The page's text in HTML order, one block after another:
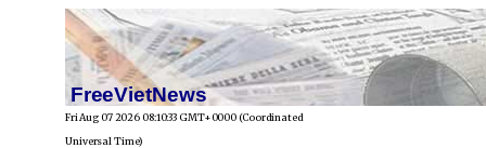
FreeVietNews
Fri Aug 07 2026 08:10:33 GMT+0000 (Coordinated
Universal Time)